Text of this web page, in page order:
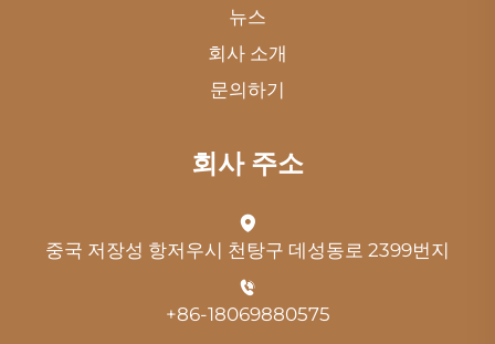
뉴스
회사 소개
문의하기
회사 주소
중국 저장성 항저우시 천탕구 데성동로 2399번지
+86-18069880575